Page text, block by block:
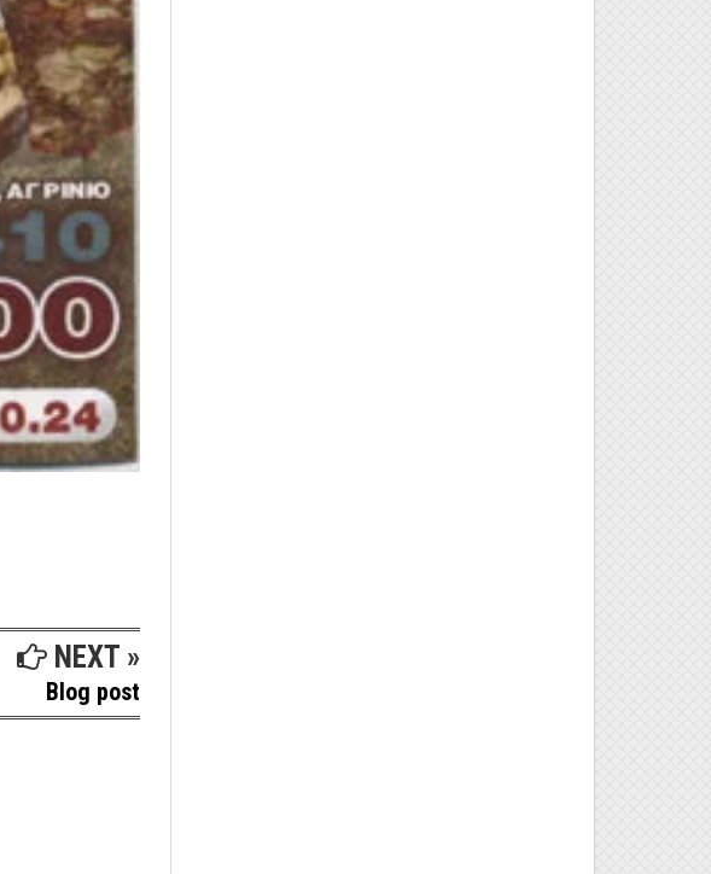
NEXT »
Blog post